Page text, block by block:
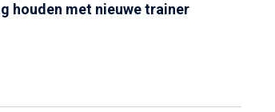
houden met nieuwe trainer